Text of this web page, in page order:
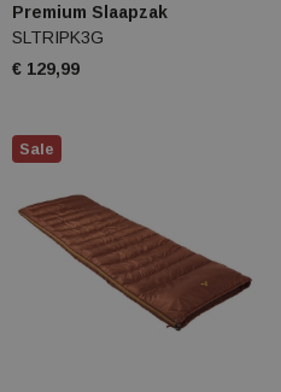
Premium Slaapzak
SLTRIPK3G
€ 129,99
Sale